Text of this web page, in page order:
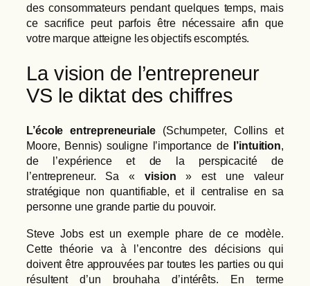
des consommateurs pendant quelques temps, mais
ce sacrifice peut parfois être nécessaire afin que
votre marque atteigne les objectifs escomptés.
La vision de l’entrepreneur
VS le diktat des chiffres
L’école entrepreneuriale(Schumpeter, Collins et
Moore, Bennis) souligne l’importance de
l’intuition,
de l’expérience et de la perspicacité de
l’entrepreneur. Sa «vision » est une valeur
stratégique non quantifiable, et il centralise en sa
personne une grande partie du pouvoir.
Steve Jobs est un exemple phare de ce modèle.
Cette théorie va à l’encontre des décisions qui
doivent être approuvées par toutes les parties ou qui
résultent d’un brouhaha d’intérêts. En terme